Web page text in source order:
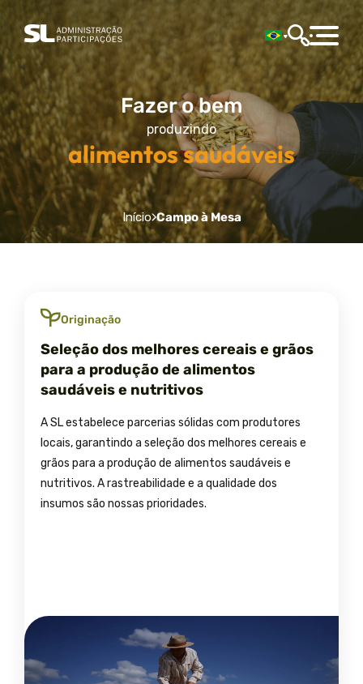
Fazer o bem
produzindo
alimentos saudáveis
Início Campo à Mesa
Originação
Seleção dos melhores cereais e grãos
para a produção de alimentos
saudáveis e nutritivos
A SL estabelece parcerias sólidas com produtores
locais, garantindo a seleção dos melhores cereais e
grãos para a produção de alimentos saudáveis e
nutritivos. A rastreabilidade e a qualidade dos
insumos são nossas prioridades.